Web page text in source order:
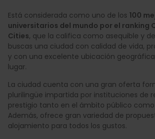
Está considerada como uno de los 100
universitarios del mundo por el ranking
Cities, que la califica como asequible y
buscas una ciudad con calidad de vida,
y con una excelente ubicación
lugar.
La ciudad cuenta con una gran oferta
plurilingüe impartida por instituciones de
prestigio tanto en el ámbito público como
Además, ofrece gran variedad de
alojamiento para todos los gustos.